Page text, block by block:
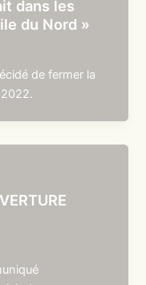
dans les
du Nord »
de fermer la